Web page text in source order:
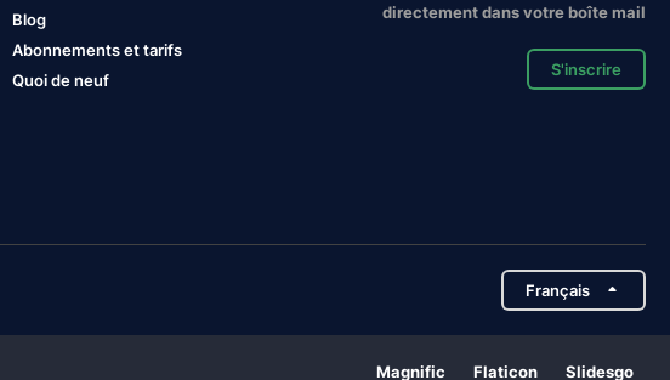
Blog
Abonnements et tarifs
Quoi de neuf
directement dans votre boîte mail
S'inscrire
Français
Magnific Flaticon Slidesgo